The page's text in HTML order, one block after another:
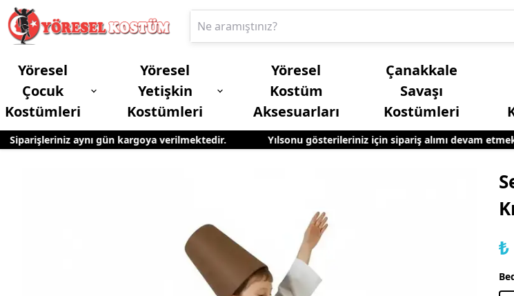
Yöresel
Çocuk
Kostümleri
Erkek Çocuk Yöresel Kostümleri Kız Çocuk Yöresel Kostümleri
Yöresel
Yetişkin
Kostümleri
Yetişkin Kadın Yöresel Kostümleri
Yöresel
Kostüm
Aksesuarları
Çanakkale
Savaşı
Kostümleri
aynı gün kargoya verilmektedir. Yılsonu gösterileriniz için sipariş alımı devam
₺